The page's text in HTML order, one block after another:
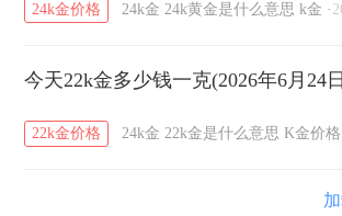
24k金价格 24k金 24k黄金是什么意思 k金 ·
今天22k金多少钱一克(2026年6月24
22k金价格 24k金 22k金是什么意思 K金价格